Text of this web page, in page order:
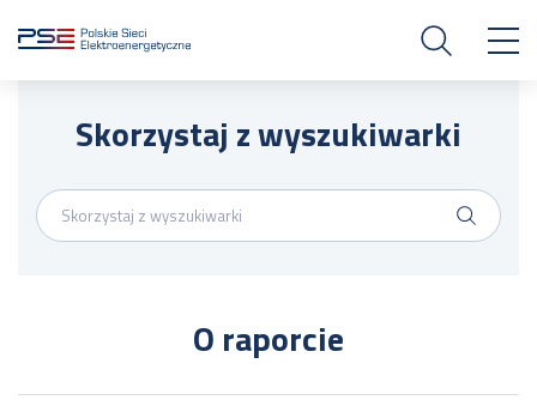
Skorzystaj z wyszukiwarki
O raporcie